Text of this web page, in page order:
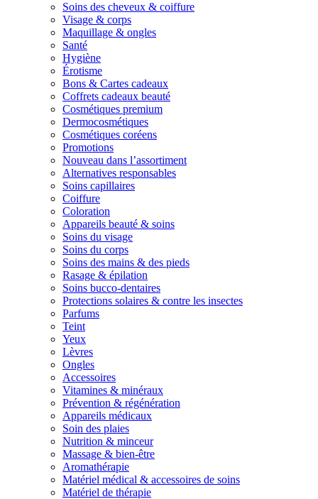
Soins des cheveux & coiffure
Visage & corps
Maquillage & ongles
Santé
Hygiène
Érotisme
Bons & Cartes cadeaux
Coffrets cadeaux beauté
Cosmétiques premium
Dermocosmétiques
Cosmétiques coréens
Promotions
Nouveau dans l’assortiment
Alternatives responsables
Soins capillaires
Coiffure
Coloration
Appareils beauté & soins
Soins du visage
Soins du corps
Soins des mains & des pieds
Rasage & épilation
Soins bucco-dentaires
Protections solaires & contre les insectes
Parfums
Teint
Yeux
Lèvres
Ongles
Accessoires
Vitamines & minéraux
Prévention & régénération
Appareils médicaux
Soin des plaies
Nutrition & minceur
Massage & bien-être
Aromathérapie
Matériel médical & accessoires de soins
Matériel de thérapie